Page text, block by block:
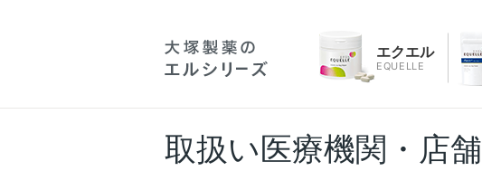
エクエル
EQUELLE
取扱い医療機関・店舗